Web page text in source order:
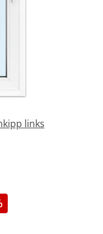
links